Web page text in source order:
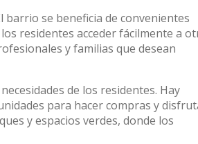
barrio se beneficia de convenientes
residentes acceder fácilmente a
y familias que desean
de los residentes. Hay
para hacer compras y
y espacios verdes, donde los